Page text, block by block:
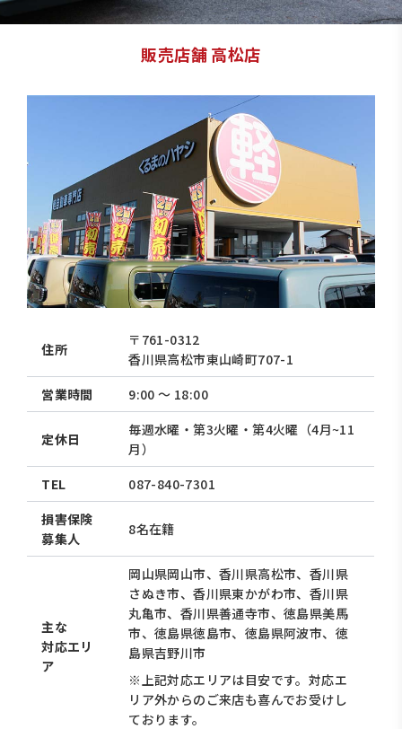
販売店舗 高松店
住所
〒761-0312
香川県高松市東山崎町707-1
営業時間
9:00 〜 18:00
定休日
毎週水曜・第3火曜・第4火曜（4月~11
月）
TEL
087-840-7301
損害保険
募集人
8名在籍
主な
対応エリ
ア
岡山県岡山市、香川県高松市、香川県
さぬき市、香川県東かがわ市、香川県
丸亀市、香川県善通寺市、徳島県美馬
市、徳島県徳島市、徳島県阿波市、徳
島県吉野川市
※上記対応エリアは目安です。対応エ
リア外からのご来店も喜んでお受けし
ております。